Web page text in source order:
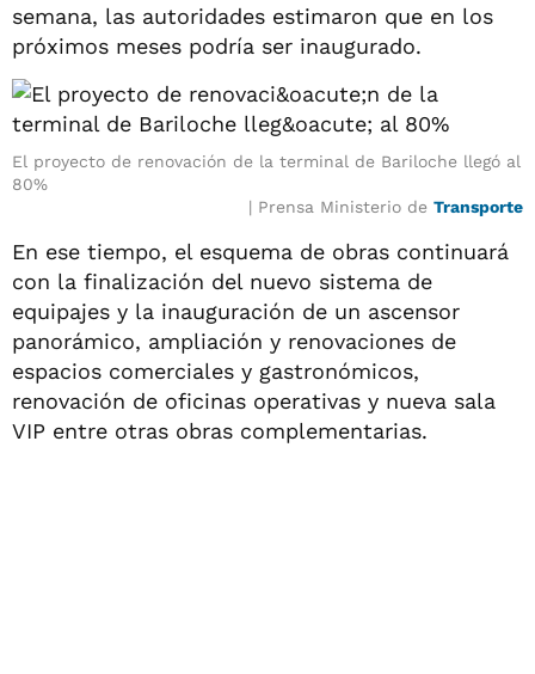
semana, las autoridades estimaron que en los
próximos meses podría ser inaugurado.
El proyecto de renovación de la terminal de Bariloche llegó al
80%
Prensa Ministerio de Transporte
En ese tiempo, el esquema de obras continuará
con la finalización del nuevo sistema de
equipajes y la inauguración de un ascensor
panorámico, ampliación y renovaciones de
espacios comerciales y gastronómicos,
renovación de oficinas operativas y nueva sala
VIP entre otras obras complementarias.